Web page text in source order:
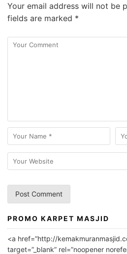
Your email address will not be
fields are marked *
A
l
PROMO KARPET MASJID
<a href=”http://
target=”_blank” rel=”noopener